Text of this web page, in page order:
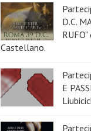
D.C.
Castellano.
E